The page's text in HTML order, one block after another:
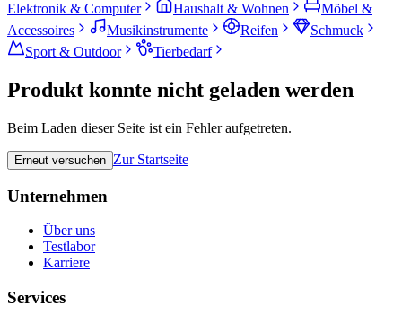
Elektronik & Computer
Haushalt & Wohnen
Möbel &
Accessoires
Musikinstrumente Reifen
Schmuck
Sport & Outdoor
Tierbedarf
Produkt konnte nicht geladen werden
Beim Laden dieser Seite ist ein Fehler aufgetreten.
Erneut versuchen Zur Startseite
Unternehmen
Über uns
Testlabor
Karriere
Services